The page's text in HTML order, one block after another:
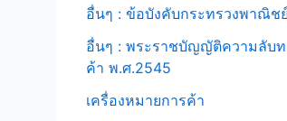
อื่นๆ : ข้อบังคับกระทรวงพาณิชย์
อื่นๆ : พระราชบัญญัติความลับท
ค้า พ.ศ.2545
เครื่องหมายการค้า